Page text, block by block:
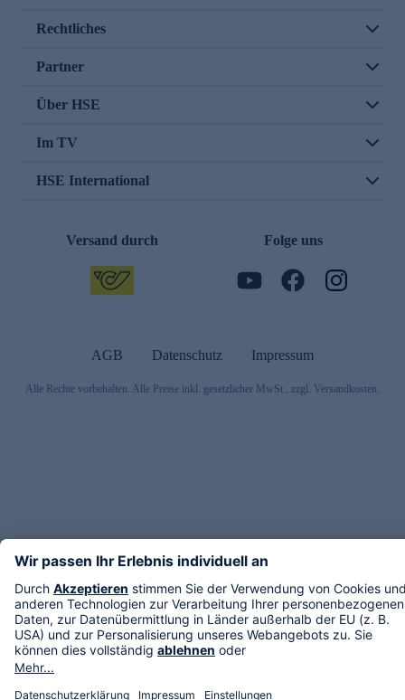
Rechtliches
Partner
Über HSE
Im TV
HSE International
Versand durch Folge uns
AGB Datenschutz Impressum
Alle Rechte vorbehalten. Alle Preise inkl. gesetzlicher MwSt., zzgl. Versandkosten.